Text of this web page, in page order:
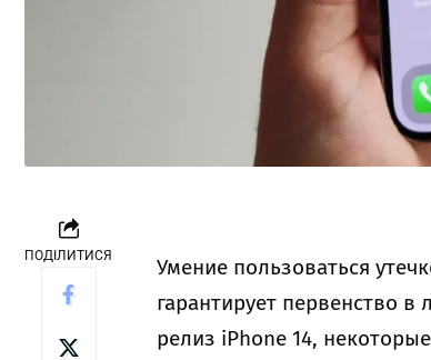
ПОДІЛИТИСЯ
Умение пользоваться
гарантирует первенство
релиз iPhone 14,